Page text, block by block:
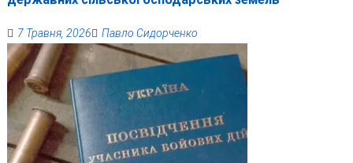
7 Травня, 2026 Павло Сидорченко